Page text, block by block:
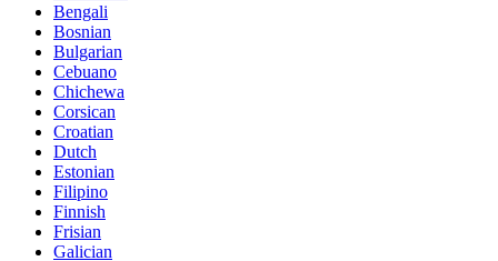
Bengali
Bosnian
Bulgarian
Cebuano
Chichewa
Corsican
Croatian
Dutch
Estonian
Filipino
Finnish
Frisian
Galician